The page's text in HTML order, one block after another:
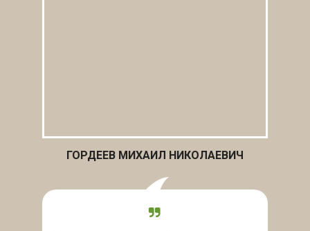
ГОРДЕЕВ МИХАИЛ НИКОЛАЕВИЧ